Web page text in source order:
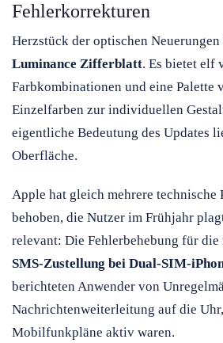
Fehlerkorrekturen
Herzstück der optischen Neuerungen
Luminance Zifferblatt. Es bietet elf
Farbkombinationen und eine Palette
Einzelfarben zur individuellen
eigentliche Bedeutung des Updates
Oberfläche.
Apple hat gleich mehrere technische
behoben, die Nutzer im Frühjahr
relevant: Die Fehlerbehebung für die
SMS-Zustellung bei Dual-SIM-
berichteten Anwender von
Nachrichtenweiterleitung auf die
Mobilfunkpläne aktiv waren.